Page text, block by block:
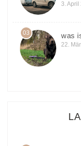
3. April
03 was
22.